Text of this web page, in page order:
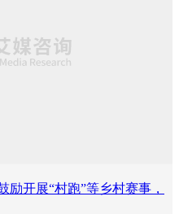
励开展“村跑”等乡村赛事，